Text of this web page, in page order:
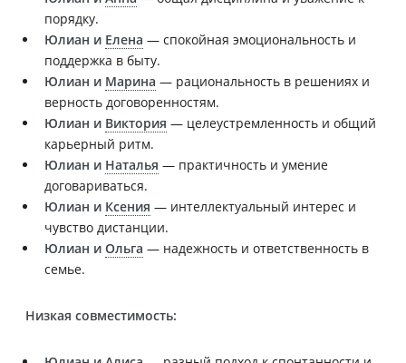
порядку.
Юлиан и Елена — спокойная эмоциональность и
поддержка в быту.
Юлиан и Марина — рациональность в решениях и
верность договоренностям.
Юлиан и Виктория — целеустремленность и общий
карьерный ритм.
Юлиан и Наталья — практичность и умение
договариваться.
Юлиан и Ксения — интеллектуальный интерес и
чувство дистанции.
Юлиан и Ольга — надежность и ответственность в
семье.
Низкая совместимость: